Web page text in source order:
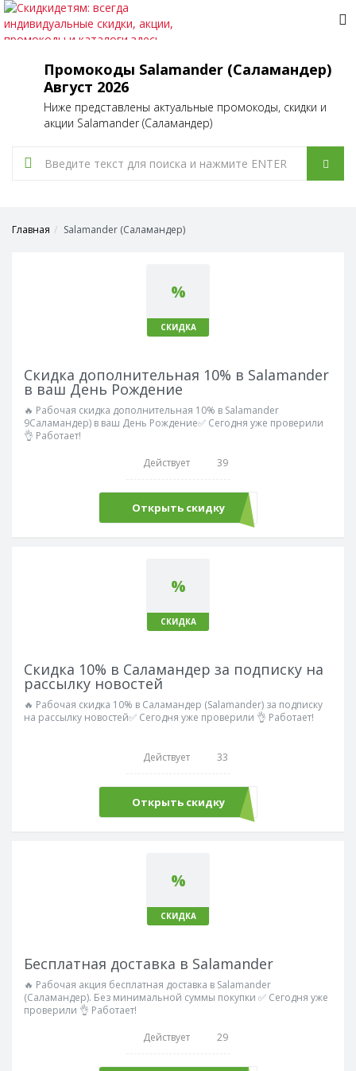
Промокоды Salamander (Саламандер)
Август 2026
Ниже представлены актуальные промокоды, скидки и
акции Salamander (Саламандер)
Главная Salamander (Саламандер)
%
СКИДКА
Скидка дополнительная 10% в Salamander
в ваш День Рождение
🔥 Рабочая скидка дополнительная 10% в Salamander
9Саламандер) в ваш День Рождение✅ Сегодня уже проверили
👌 Работает!
Действует
39
Открыть скидку
%
СКИДКА
Скидка 10% в Саламандер за подписку на
рассылку новостей
🔥 Рабочая скидка 10% в Саламандер (Salamander) за подписку
на рассылку новостей✅ Сегодня уже проверили 👌 Работает!
Действует 33
Открыть скидку
%
СКИДКА
Бесплатная доставка в Salamander
🔥 Рабочая акция бесплатная доставка в Salamander
(Саламандер). Без минимальной суммы покупки ✅ Сегодня уже
проверили 👌 Работает!
Действует
29